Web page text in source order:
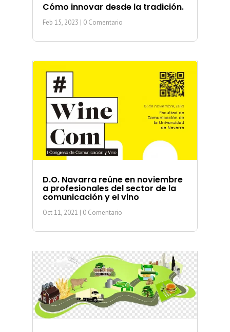
Cómo innovar desde la tradición.
Feb 15, 2023 | 0 Comentario
D.O. Navarra reúne en noviembre
a profesionales del sector de la
comunicación y el vino
Oct 11, 2021 | 0 Comentario